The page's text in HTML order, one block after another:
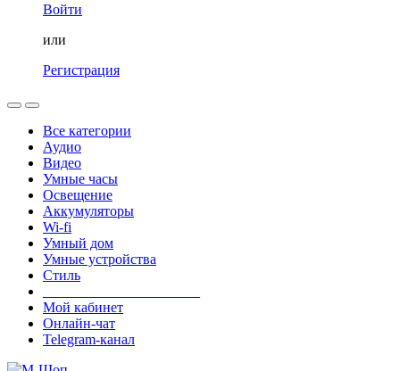
Войти
или
Регистрация
Все категории
Аудио
Видео
Умные часы
Освещение
Аккумуляторы
Wi-fi
Умный дом
Умные устройства
Стиль
Мой кабинет
Онлайн-чат
Telegram-канал